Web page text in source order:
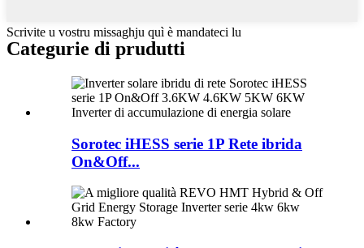
Scrivite u vostru missaghju quì è mandateci lu
Categurie di prudutti
Sorotec iHESS serie 1P Rete ibrida
On&Off...